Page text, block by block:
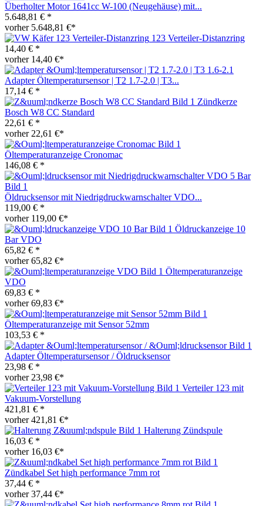
Überholter Motor 1641cc W-100 (Neugehäuse) mit...
5.648,81 € *
vorher 5.648,81 €*
123 Verteiler-Distanzring
14,40 € *
vorher 14,40 €*
Adapter Öltemperatursensor | T2 1.7-2.0 | T3...
17,14 € *
Zündkerze
Bosch W8 CC Standard
22,61 € *
vorher 22,61 €*
Öltemperaturanzeige Cronomac
146,08 € *
Öldrucksensor mit Niedrigdruckwarnschalter VDO...
119,00 € *
vorher 119,00 €*
Öldruckanzeige 10
Bar VDO
65,82 € *
vorher 65,82 €*
Öltemperaturanzeige
VDO
69,83 € *
vorher 69,83 €*
Öltemperaturanzeige mit Sensor 52mm
103,53 € *
Adapter Öltemperatursensor / Öldrucksensor
23,98 € *
vorher 23,98 €*
Verteiler 123 mit
Vakuum-Vorstellung
421,81 € *
vorher 421,81 €*
Halterung Zündspule
16,03 € *
vorher 16,03 €*
Zündkabel Set high performance 7mm rot
37,44 € *
vorher 37,44 €*